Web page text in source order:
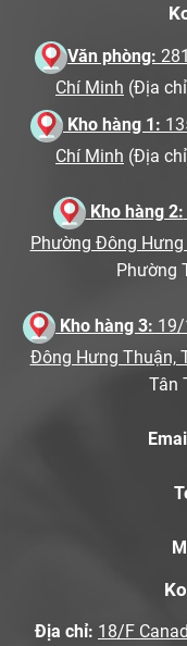
Văn phòng:
Chí Minh (Địa
Kho hàng 1:
Chí Minh (Địa
Kho hàng 2:
Phường Đông Hưng
Phường
Kho hàng 3: 19/
Đông Hưng Thuận,
Tân
Địa chỉ: 18/F